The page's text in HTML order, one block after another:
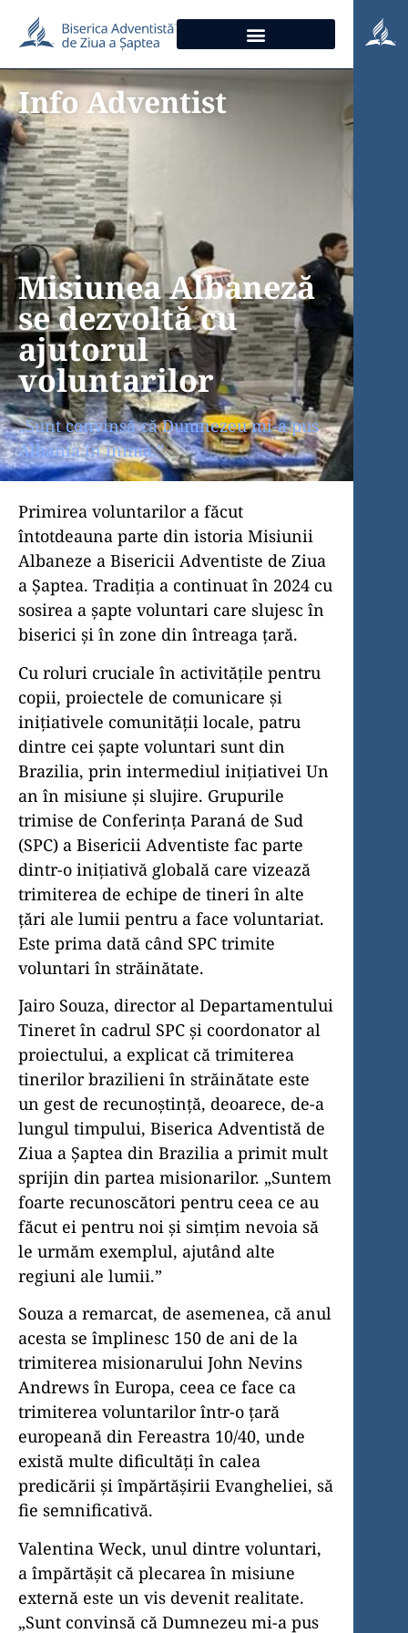
Info Adventist
Misiunea Albaneză
se dezvoltă cu
ajutorul
voluntarilor
„Sunt convinsă că Dumnezeu mi-a pus
Albania în inimă.”
Primirea voluntarilor a făcut
întotdeauna parte din istoria Misiunii
Albaneze a Bisericii Adventiste de Ziua
a Șaptea. Tradiția a continuat în 2024 cu
sosirea a șapte voluntari care slujesc în
biserici și în zone din întreaga țară.
Cu roluri cruciale în activitățile pentru
copii, proiectele de comunicare și
inițiativele comunității locale, patru
dintre cei șapte voluntari sunt din
Brazilia, prin intermediul inițiativei Un
an în misiune și slujire. Grupurile
trimise de Conferința Paraná de Sud
(SPC) a Bisericii Adventiste fac parte
dintr-o inițiativă globală care vizează
trimiterea de echipe de tineri în alte
țări ale lumii pentru a face voluntariat.
Este prima dată când SPC trimite
voluntari în străinătate.
Jairo Souza, director al Departamentului
Tineret în cadrul SPC și coordonator al
proiectului, a explicat că trimiterea
tinerilor brazilieni în străinătate este
un gest de recunoștință, deoarece, de-a
lungul timpului, Biserica Adventistă de
Ziua a Șaptea din Brazilia a primit mult
sprijin din partea misionarilor. „Suntem
foarte recunoscători pentru ceea ce au
făcut ei pentru noi și simțim nevoia să
le urmăm exemplul, ajutând alte
regiuni ale lumii.”
Souza a remarcat, de asemenea, că anul
acesta se împlinesc 150 de ani de la
trimiterea misionarului John Nevins
Andrews în Europa, ceea ce face ca
trimiterea voluntarilor într-o țară
europeană din Fereastra 10/40, unde
există multe dificultăți în calea
predicării și împărtășirii Evangheliei, să
fie semnificativă.
Valentina Weck, unul dintre voluntari,
a împărtășit că plecarea în misiune
externă este un vis devenit realitate.
„Sunt convinsă că Dumnezeu mi-a pus